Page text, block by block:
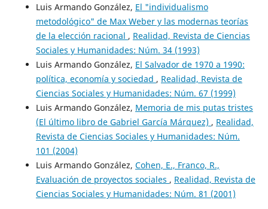
Luis Armando González, El "individualismo
metodológico" de Max Weber y las modernas teorías
de la elección racional , Realidad, Revista de Ciencias
Sociales y Humanidades: Núm. 34 (1993)
Luis Armando González, El Salvador de 1970 a 1990:
política, economía y sociedad , Realidad, Revista de
Ciencias Sociales y Humanidades: Núm. 67 (1999)
Luis Armando González, Memoria de mis putas tristes
(El último libro de Gabriel García Márquez) , Realidad,
Revista de Ciencias Sociales y Humanidades: Núm.
101 (2004)
Luis Armando González, Cohen, E., Franco, R.,
Evaluación de proyectos sociales , Realidad, Revista de
Ciencias Sociales y Humanidades: Núm. 81 (2001)